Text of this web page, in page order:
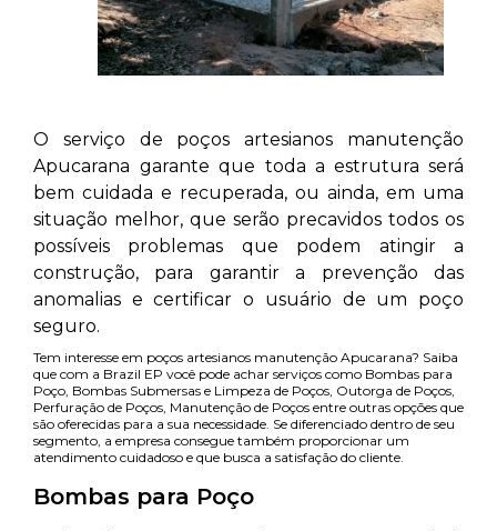
O serviço de poços artesianos manutenção
Apucarana garante que toda a estrutura será
bem cuidada e recuperada, ou ainda, em uma
situação melhor, que serão precavidos todos os
possíveis problemas que podem atingir a
construção, para garantir a prevenção das
anomalias e certificar o usuário de um poço
seguro.
Tem interesse em poços artesianos manutenção Apucarana? Saiba
que com a Brazil EP você pode achar serviços como Bombas para
Poço, Bombas Submersas e Limpeza de Poços, Outorga de Poços,
Perfuração de Poços, Manutenção de Poços entre outras opções que
são oferecidas para a sua necessidade. Se diferenciado dentro de seu
segmento, a empresa consegue também proporcionar um
atendimento cuidadoso e que busca a satisfação do cliente.
Bombas para Poço